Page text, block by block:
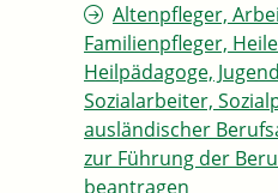
Altenpfleger,
Familienpfleger,
Heilpädagoge,
Sozialarbeiter,
ausländischer
zur Führung der
beantragen